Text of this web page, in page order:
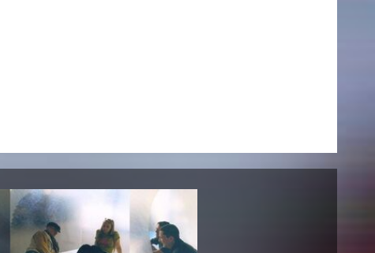
Press downloads
teaching staff on the way